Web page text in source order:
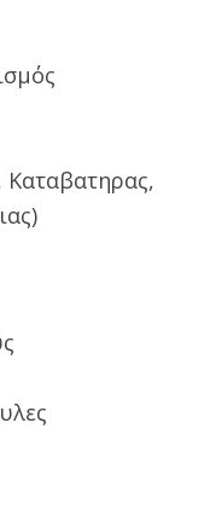
Καταβατηρας,